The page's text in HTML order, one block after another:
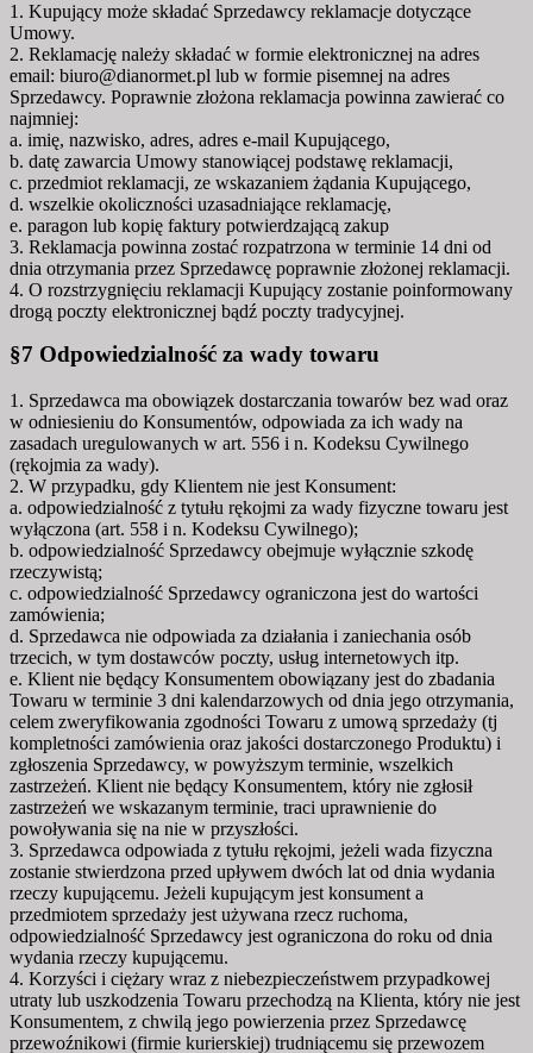
1. Kupujący może składać Sprzedawcy reklamacje dotyczące
Umowy.
2. Reklamację należy składać w formie elektronicznej na adres
email: biuro@dianormet.pl lub w formie pisemnej na adres
Sprzedawcy. Poprawnie złożona reklamacja powinna zawierać co
najmniej:
a. imię, nazwisko, adres, adres e-mail Kupującego,
b. datę zawarcia Umowy stanowiącej podstawę reklamacji,
c. przedmiot reklamacji, ze wskazaniem żądania Kupującego,
d. wszelkie okoliczności uzasadniające reklamację,
e. paragon lub kopię faktury potwierdzającą zakup
3. Reklamacja powinna zostać rozpatrzona w terminie 14 dni od
dnia otrzymania przez Sprzedawcę poprawnie złożonej reklamacji.
4. O rozstrzygnięciu reklamacji Kupujący zostanie poinformowany
drogą poczty elektronicznej bądź poczty tradycyjnej.
§7 Odpowiedzialność za wady towaru
1. Sprzedawca ma obowiązek dostarczania towarów bez wad oraz
w odniesieniu do Konsumentów, odpowiada za ich wady na
zasadach uregulowanych w art. 556 i n. Kodeksu Cywilnego
(rękojmia za wady).
2. W przypadku, gdy Klientem nie jest Konsument:
a. odpowiedzialność z tytułu rękojmi za wady fizyczne towaru jest
wyłączona (art. 558 i n. Kodeksu Cywilnego);
b. odpowiedzialność Sprzedawcy obejmuje wyłącznie szkodę
rzeczywistą;
c. odpowiedzialność Sprzedawcy ograniczona jest do wartości
zamówienia;
d. Sprzedawca nie odpowiada za działania i zaniechania osób
trzecich, w tym dostawców poczty, usług internetowych itp.
e. Klient nie będący Konsumentem obowiązany jest do zbadania
Towaru w terminie 3 dni kalendarzowych od dnia jego otrzymania,
celem zweryfikowania zgodności Towaru z umową sprzedaży (tj
kompletności zamówienia oraz jakości dostarczonego Produktu) i
zgłoszenia Sprzedawcy, w powyższym terminie, wszelkich
zastrzeżeń. Klient nie będący Konsumentem, który nie zgłosił
zastrzeżeń we wskazanym terminie, traci uprawnienie do
powoływania się na nie w przyszłości.
3. Sprzedawca odpowiada z tytułu rękojmi, jeżeli wada fizyczna
zostanie stwierdzona przed upływem dwóch lat od dnia wydania
rzeczy kupującemu. Jeżeli kupującym jest konsument a
przedmiotem sprzedaży jest używana rzecz ruchoma,
odpowiedzialność Sprzedawcy jest ograniczona do roku od dnia
wydania rzeczy kupującemu.
4. Korzyści i ciężary wraz z niebezpieczeństwem przypadkowej
utraty lub uszkodzenia Towaru przechodzą na Klienta, który nie jest
Konsumentem, z chwilą jego powierzenia przez Sprzedawcę
przewoźnikowi (firmie kurierskiej) trudniącemu się przewozem